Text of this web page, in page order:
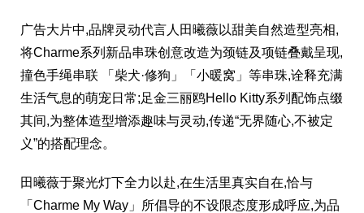
广告大片中,品牌灵动代言人田曦薇以甜美自然造型亮相,
将Charme系列新品串珠创意改造为颈链及项链叠戴呈现,
撞色手绳串联 「柴犬·修狗」「小暖窝」等串珠,诠释充满
生活气息的萌宠日常;足金三丽鸥Hello Kitty系列配饰点缀
其间,为整体造型增添趣味与灵动,传递“无界随心,不被定
义”的搭配理念。
田曦薇于聚光灯下全力以赴,在生活里真实自在,恰与
「Charme My Way」所倡导的不设限态度形成呼应,为品